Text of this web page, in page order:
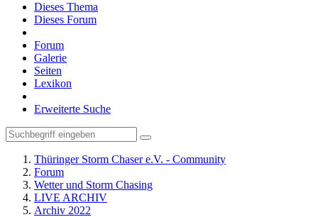
Dieses Thema
Dieses Forum
Forum
Galerie
Seiten
Lexikon
Erweiterte Suche
Thüringer Storm Chaser e.V. - Community
Forum
Wetter und Storm Chasing
LIVE ARCHIV
Archiv 2022